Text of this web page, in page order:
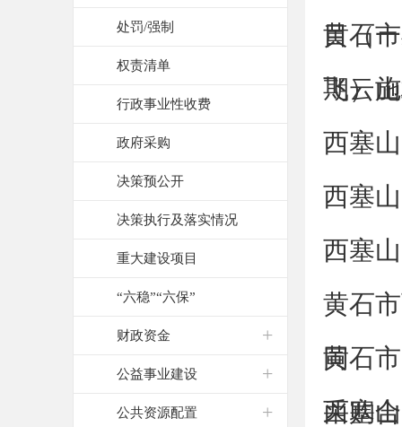
处罚/强制
权责清单
行政事业性收费
政府采购
决策预公开
决策执行及落实情况
重大建设项目
“六稳”“六保”
财政资金
公益事业建设
公共资源配置
目（
黄石
期）
飞云
西塞
西塞
西塞
黄石
同
黄石
采购
西塞